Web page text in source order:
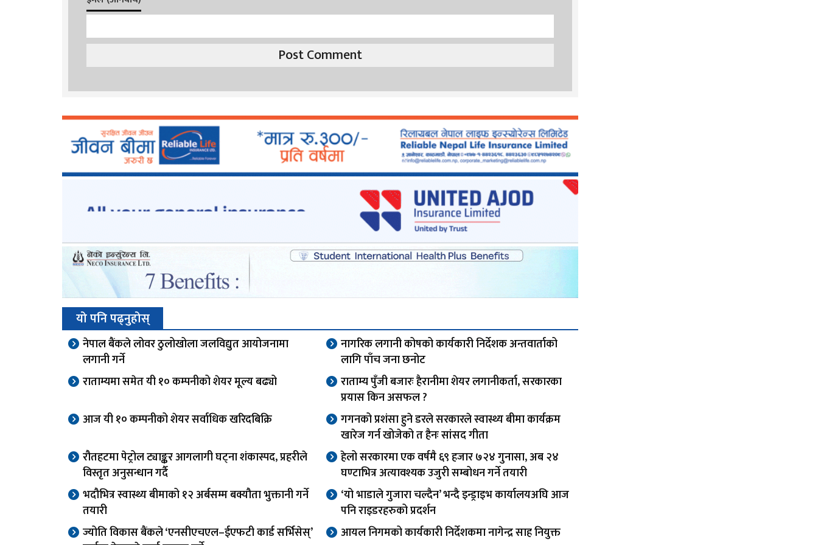
यो पनि पढ्नुहोस्
नेपाल बैंकले लोवर ठुलोखोला जलविद्युत आयोजनामा
लगानी गर्ने
नागरिक लगानी कोषको कार्यकारी निर्देशक अन्तवार्ताको
लागि पाँच जना छनोट
राताम्यमा समेत यी १० कम्पनीको शेयर मूल्य बढ्यो
राताम्य पुँजी बजारः हैरानीमा शेयर लगानीकर्ता, सरकारका
प्रयास किन असफल ?
आज यी १० कम्पनीको शेयर सर्वाधिक खरिदबिक्रि
गगनको प्रशंसा हुने डरले सरकारले स्वास्थ्य बीमा कार्यक्रम
खारेज गर्न खोजेको त हैनः सांसद गीता
रौतहटमा पेट्रोल ट्याङ्कर आगलागी घट्ना शंकास्पद, प्रहरीले
विस्तृत अनुसन्धान गर्दै
हेलो सरकारमा एक वर्षमै ६९ हजार ७२४ गुनासा, अब २४
घण्टाभित्र अत्यावश्यक उजुरी सम्बोधन गर्ने तयारी
भदौभित्र स्वास्थ्य बीमाको १२ अर्बसम्म बक्यौता भुक्तानी गर्ने
तयारी
‘यो भाडाले गुजारा चल्दैन’ भन्दै इन्ड्राइभ कार्यालयअघि आज
पनि राइडरहरुको प्रदर्शन
ज्योति विकास बैंकले ‘एनसीएचएल–ईएफटी कार्ड सर्भिसेस्’
आयल निगमको कार्यकारी निर्देशकमा नागेन्द्र साह नियुक्त